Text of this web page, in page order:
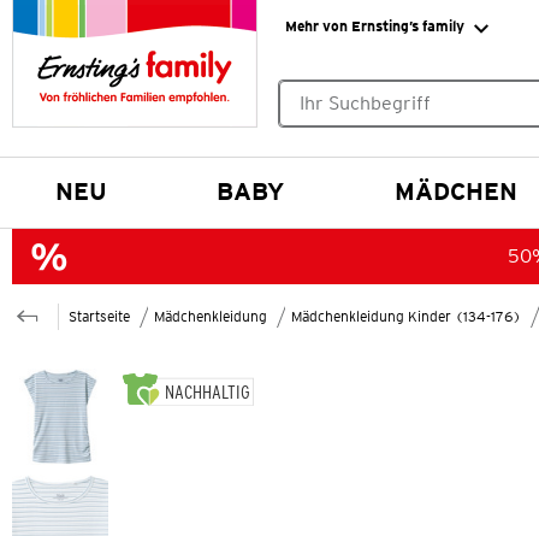
Mehr von Ernsting’s family
NEU BABY MÄDCHEN
Startseite Mädchenkleidung Mädchenkleidung Kinder (134-176)
NACHHALTIG